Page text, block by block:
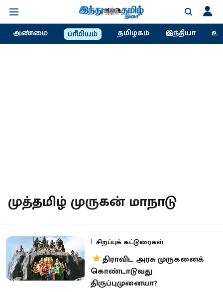
அண்மை ப்ரீமியம் தமிழகம் இந்தியா
முத்தமிழ் முருகன் மாநாடு
சிறப்புக் கட்டுரைகள்
திராவிட அரசு முருகனைக்
கொண்டாடுவது
திருப்புமுனையா?